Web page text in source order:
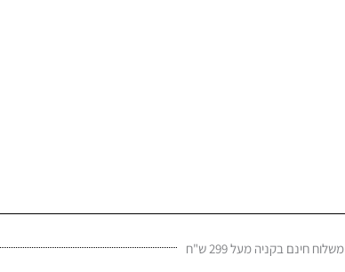
משלוח חינם בקניה מעל 299 ש"ח